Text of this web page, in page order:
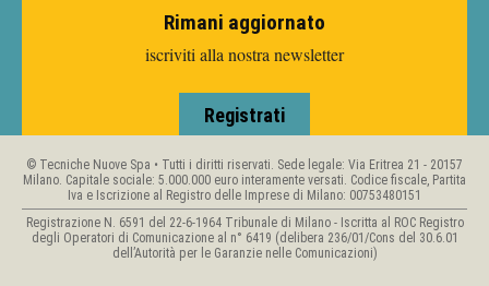
Rimani aggiornato
iscriviti alla nostra newsletter
Registrati
© Tecniche Nuove Spa • Tutti i diritti riservati. Sede legale: Via Eritrea 21 - 20157
Milano. Capitale sociale: 5.000.000 euro interamente versati. Codice fiscale, Partita
Iva e Iscrizione al Registro delle Imprese di Milano: 00753480151
Registrazione N. 6591 del 22-6-1964 Tribunale di Milano - Iscritta al ROC Registro
degli Operatori di Comunicazione al n° 6419 (delibera 236/01/Cons del 30.6.01
dell’Autorità per le Garanzie nelle Comunicazioni)